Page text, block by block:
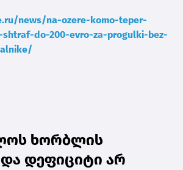
news/na-ozere-komo-teper-
do-200-evro-za-progulki-bez-
ხორბლის
და დეფიციტი არ